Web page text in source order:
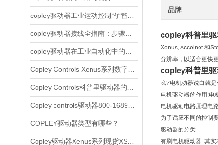
COPLEY驱动器类型有哪些？
品牌
copley科普里驱
Xenus, Accelnet 和
分辨率，以适合更快
copley科普里驱
么?电机动器说白就
电机驱动器的作用:电
电机驱动电路原理电
为了话应不同的控制
驱动器的分类
有刷电机驱动器 其实